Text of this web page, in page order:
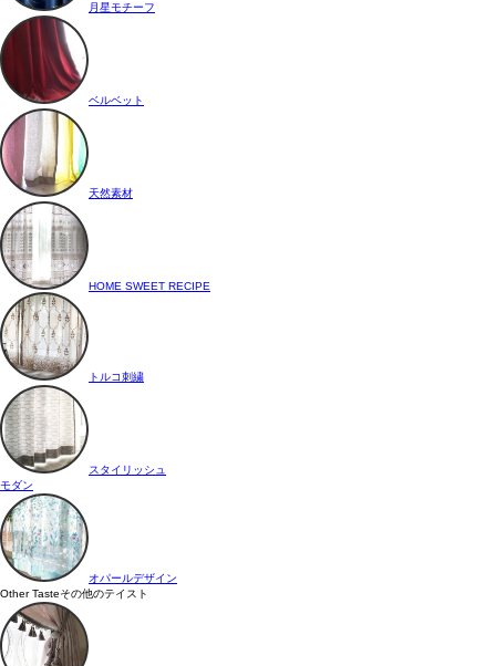
月星モチーフ
ベルベット
天然素材
HOME SWEET RECIPE
トルコ刺繍
スタイリッシュ
モダン
オパールデザイン
Other Tasteその他のテイスト